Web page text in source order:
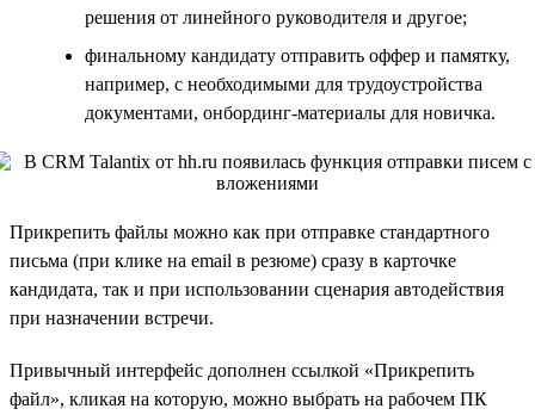
решения от линейного руководителя и другое;
финальному кандидату отправить оффер и памятку,
например, с необходимыми для трудоустройства
документами, онбординг-материалы для новичка.
Прикрепить файлы можно как при отправке стандартного
письма (при клике на email в резюме) сразу в карточке
кандидата, так и при использовании сценария автодействия
при назначении встречи.
Привычный интерфейс дополнен ссылкой «Прикрепить
файл», кликая на которую, можно выбрать на рабочем ПК